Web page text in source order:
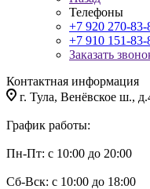
Телефоны
+7 920 270-83-
+7 910 151-83-
Заказать
Контактная информация
г. Тула, Венёвское ш.,
График работы:
Пн-Пт: с 10:00 до 20:00
Сб-Вск: с 10:00 до 18:00